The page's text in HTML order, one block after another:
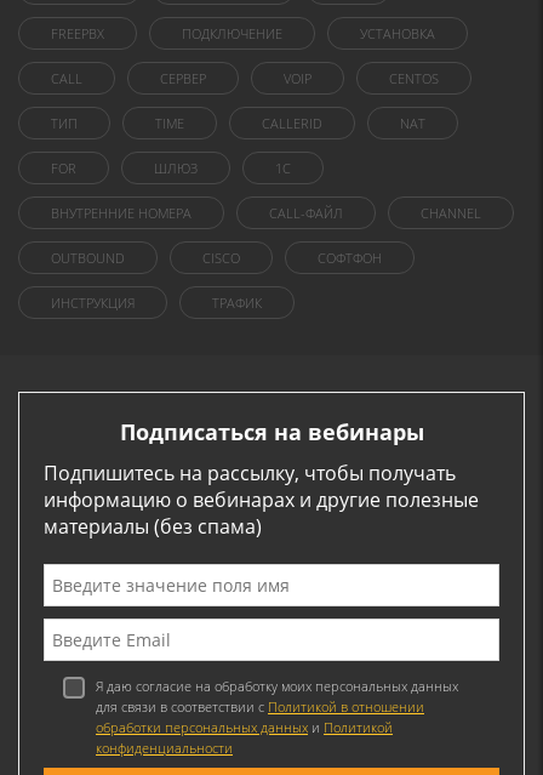
FREEPBX ПОДКЛЮЧЕНИЕ УСТАНОВКА
CALL СЕРВЕР VOIP CENTOS
ТИП TIME CALLERID NAT
FOR ШЛЮЗ 1C
ВНУТРЕННИЕ НОМЕРА CALL-ФАЙЛ CHANNEL
OUTBOUND CISCO СОФТФОН
ИНСТРУКЦИЯ ТРАФИК
Подписаться на вебинары
Подпишитесь на рассылку, чтобы получать
информацию о вебинарах и другие полезные
материалы (без спама)
Я даю согласие на обработку моих персональных данных
для связи в соответствии с Политикой в отношении
обработки персональных данных и Политикой
конфиденциальности